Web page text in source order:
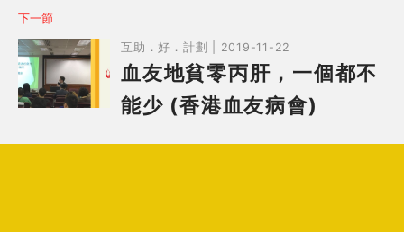
下一節
互助．好．計劃 | 2019-11-22
血友地貧零丙肝，一個都不
能少 (香港血友病會)